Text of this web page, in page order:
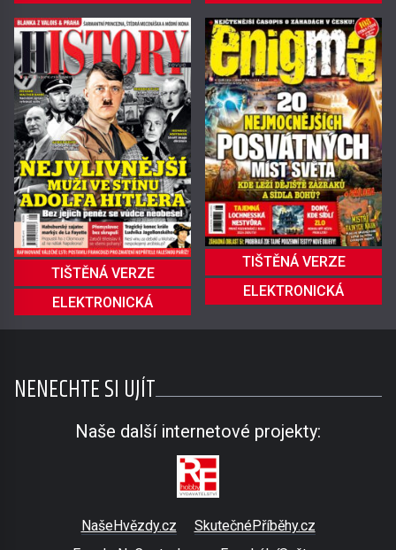
TIŠTĚNÁ VERZE
ELEKTRONICKÁ
TIŠTĚNÁ VERZE
ELEKTRONICKÁ
NENECHTE SI UJÍT
Naše další internetové projekty:
NašeHvězdy.cz
SkutečnéPříběhy.cz